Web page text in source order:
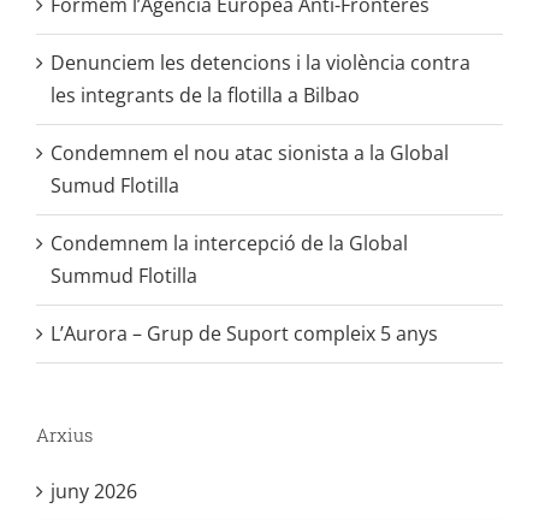
Denunciem les detencions i la violència contra
les integrants de la flotilla a Bilbao
Condemnem el nou atac sionista a la Global
Sumud Flotilla
Condemnem la intercepció de la Global
Summud Flotilla
L’Aurora – Grup de Suport compleix 5 anys
Arxius
juny 2026